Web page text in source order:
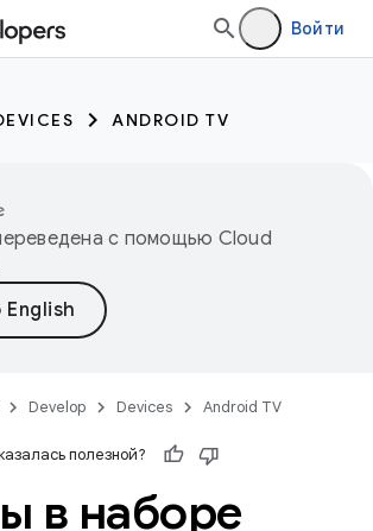
Войти
ANDROID TV
с помощью Cloud
Develop Devices Android TV
полезной?
в наборе